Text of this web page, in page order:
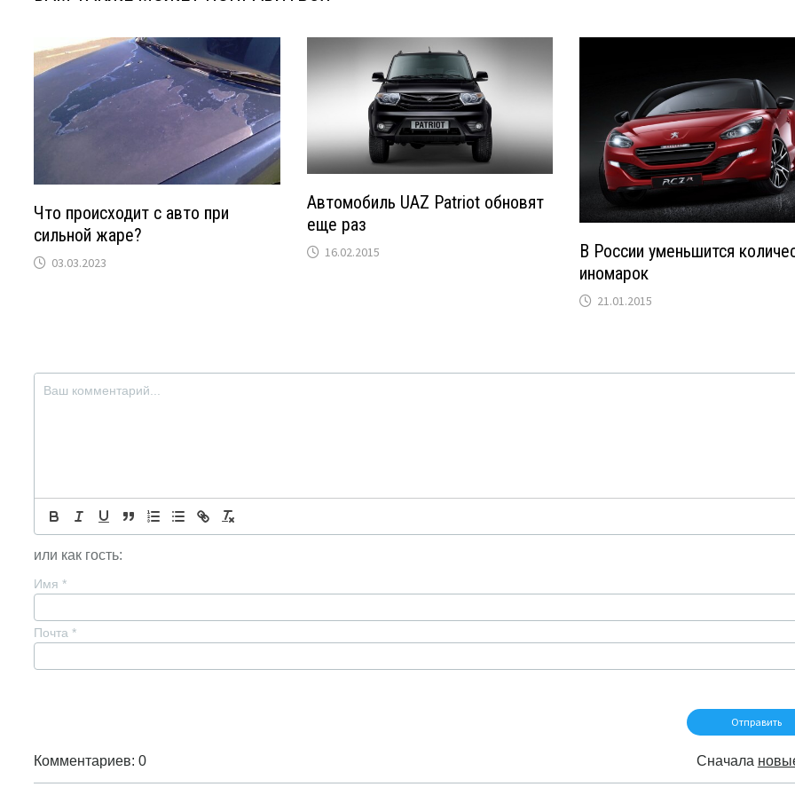
Что происходит с авто при
сильной жаре?
03.03.2023
Автомобиль UAZ Patriot обновят
еще раз
16.02.2015
В России уменьшится
иномарок
21.01.2015
или как гость:
Имя *
Почта *
Комментариев: 0 Сначала